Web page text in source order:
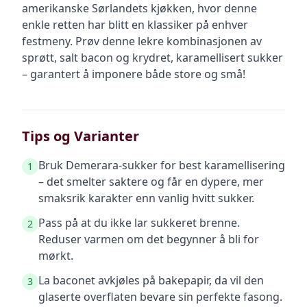
amerikanske Sørlandets kjøkken, hvor denne
enkle retten har blitt en klassiker på enhver
festmeny. Prøv denne lekre kombinasjonen av
sprøtt, salt bacon og krydret, karamellisert sukker
– garantert å imponere både store og små!
Tips og Varianter
1
Bruk Demerara-sukker for best karamellisering
– det smelter saktere og får en dypere, mer
smaksrik karakter enn vanlig hvitt sukker.
2 Pass på at du ikke lar sukkeret brenne.
Reduser varmen om det begynner å bli for
mørkt.
3 La baconet avkjøles på bakepapir, da vil den
glaserte overflaten bevare sin perfekte fasong.